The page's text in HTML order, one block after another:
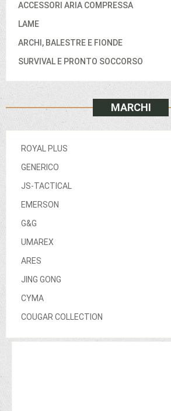
ACCESSORI ARIA COMPRESSA
LAME
ARCHI, BALESTRE E FIONDE
SURVIVAL E PRONTO SOCCORSO
MARCHI
ROYAL PLUS
GENERICO
JS-TACTICAL
EMERSON
G&G
UMAREX
ARES
JING GONG
CYMA
COUGAR COLLECTION